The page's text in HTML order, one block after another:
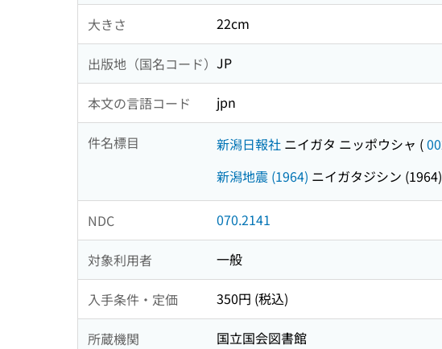
大きさ 22cm
出版地（国名コード） JP
本文の言語コード jpn
件名標目 新潟日報社 ニイガタ ニッポウシャ (
新潟地震 (1964) ニイガタジシン (1964)
NDC 070.2141
対象利用者 一般
入手条件・定価 350円 (税込)
所蔵機関 国立国会図書館